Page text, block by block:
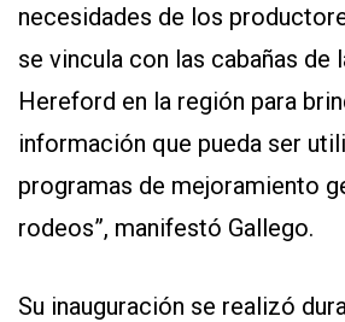
necesidades de los
se vincula con las cabañas de
Hereford en la región para
información que pueda ser
programas de mejoramiento
rodeos”, manifestó Gallego.
Su inauguración se realizó